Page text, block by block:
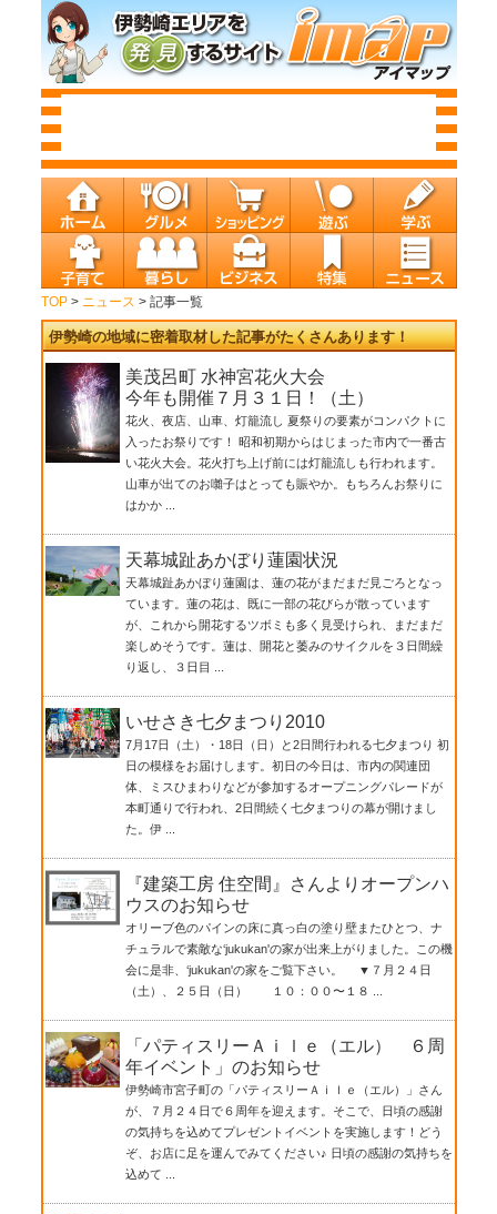
TOP> ニュース > 記事一覧
伊勢崎の地域に密着取材した記事がたくさんあります！
美茂呂町 水神宮花火大会
今年も開催７月３１日！（土）
花火、夜店、山車、灯籠流し 夏祭りの要素がコンパクトに
入ったお祭りです！ 昭和初期からはじまった市内で一番古
い花火大会。花火打ち上げ前には灯籠流しも行われます。
山車が出てのお囃子はとっても賑やか。もちろんお祭りに
はかか ...
天幕城趾あかぼり蓮園状況
天幕城趾あかぼり蓮園は、蓮の花がまだまだ見ごろとなっ
ています。蓮の花は、既に一部の花びらが散っています
が、これから開花するツボミも多く見受けられ、まだまだ
楽しめそうです。蓮は、開花と萎みのサイクルを３日間繰
り返し、３日目 ...
いせさき七夕まつり2010
7月17日（土）・18日（日）と2日間行われる七夕まつり 初
日の模様をお届けします。初日の今日は、市内の関連団
体、ミスひまわりなどが参加するオープニングパレードが
本町通りで行われ、2日間続く七夕まつりの幕が開けまし
た。伊 ...
『建築工房 住空間』さんよりオープンハ
ウスのお知らせ
オリーブ色のパインの床に真っ白の塗り壁またひとつ、ナ
チュラルで素敵な‘jukukan'の家が出来上がりました。この機
会に是非、‘jukukan'の家をご覧下さい。 ▼７月２４日
（土）、２５日（日） １０：００〜１８ ...
「パティスリーＡｉｌｅ（エル） ６周
年イベント」のお知らせ
伊勢崎市宮子町の「パティスリーＡｉｌｅ（エル）」さん
が、７月２４日で６周年を迎えます。そこで、日頃の感謝
の気持ちを込めてプレゼントイベントを実施します！どう
ぞ、お店に足を運んでみてください♪ 日頃の感謝の気持ちを
込めて ...